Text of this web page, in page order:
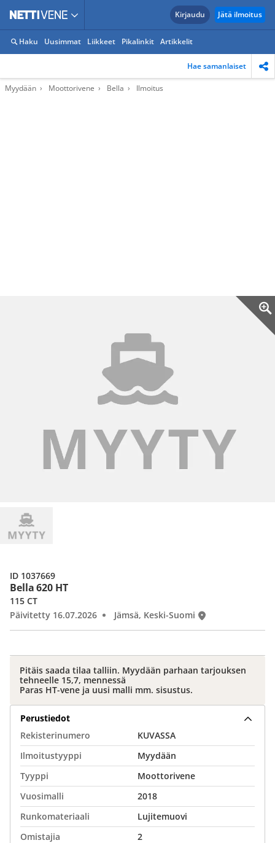
Kirjaudu Jätä ilmoitus
Haku Uusimmat Liikkeet Pikalinkit Artikkelit
Hae samanlaiset
Myydään Moottorivene Bella Ilmoitus
Bella 620 HT
115 CT
Päivitetty 16.07.2026
Jämsä, Keski-Suomi
ID 1037669
Pitäis saada tilaa talliin. Myydään parhaan tarjouksen
tehneelle 15,7, mennessä
Paras HT-vene ja uusi malli mm. sisustus.
Perustiedot
Rekisterinumero
KUVASSA
Ilmoitustyyppi
Myydään
Tyyppi
Moottorivene
Vuosimalli
2018
Runkomateriaali
Lujitemuovi
Omistajia
2